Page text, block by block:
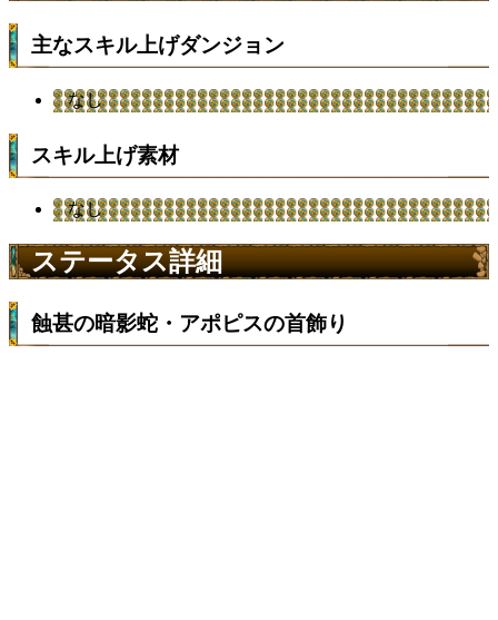
主なスキル上げダンジョン
なし
スキル上げ素材
なし
ステータス詳細
蝕甚の暗影蛇・アポピスの首飾り